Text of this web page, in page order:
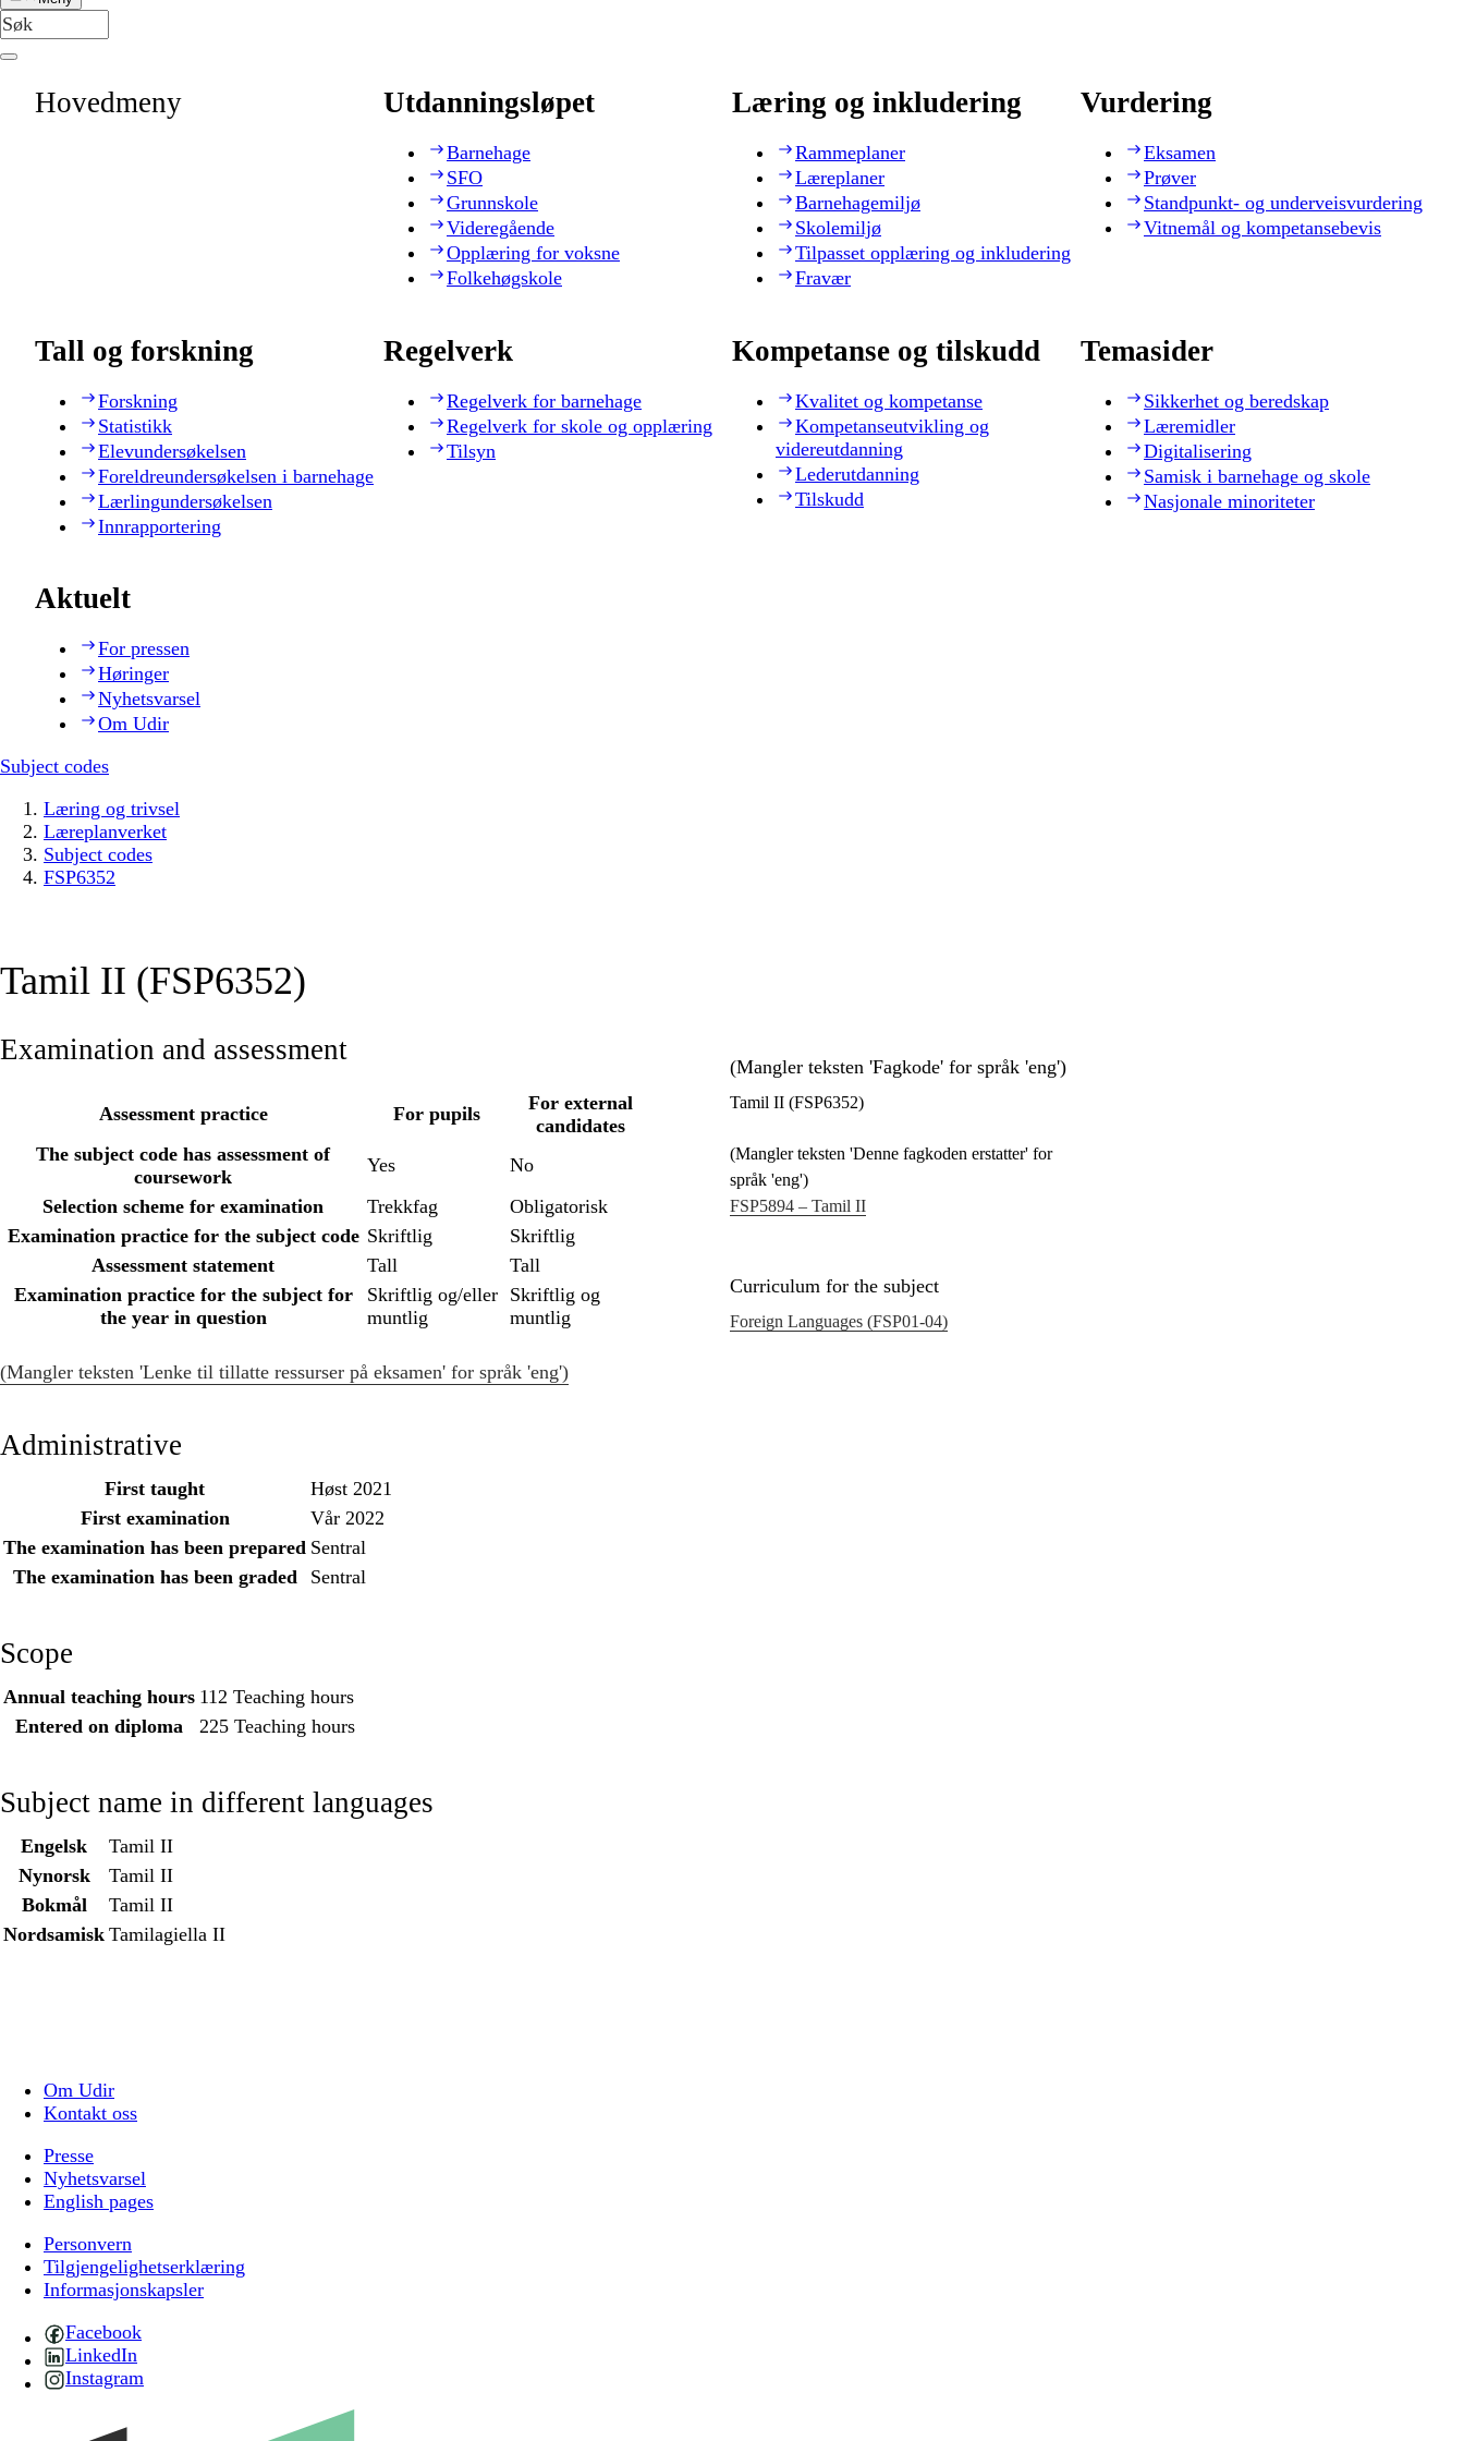
Hovedmeny Utdanningsløpet
Barnehage
SFO
Grunnskole
Videregående
Opplæring for voksne
Folkehøgskole
Læring og inkludering
Rammeplaner
Læreplaner
Barnehagemiljø
Skolemiljø
Tilpasset opplæring og inkludering
Fravær
Vurdering
Eksamen
Prøver
Standpunkt- og underveisvurdering
Vitnemål og kompetansebevis
Tall og forskning
Forskning
Statistikk
Elevundersøkelsen
Foreldreundersøkelsen i barnehage
Lærlingundersøkelsen
Innrapportering
Regelverk
Regelverk for barnehage
Regelverk for skole og opplæring
Tilsyn
Kompetanse og tilskudd
Kvalitet og kompetanse
Kompetanseutvikling og
videreutdanning
Lederutdanning
Tilskudd
Temasider
Sikkerhet og beredskap
Læremidler
Digitalisering
Samisk i barnehage og skole
Nasjonale minoriteter
Aktuelt
For pressen
Høringer
Nyhetsvarsel
Om Udir
Subject codes
Læring og trivsel
Læreplanverket
Subject codes
FSP6352
Tamil II (FSP6352)
Examination and assessment
Assessment practice For pupils
For external
candidates
The subject code has assessment of
coursework
Yes
No
Selection scheme for examination
Trekkfag
Obligatorisk
Examination practice for the subject code Skriftlig
Skriftlig
Assessment statement
Tall
Tall
Examination practice for the subject for
the year in question
Skriftlig og/eller
muntlig
Skriftlig og
muntlig
(Mangler teksten 'Lenke til tillatte ressurser på eksamen' for språk 'eng')
Administrative
First taught
Høst 2021
First examination
Vår 2022
The examination has been prepared Sentral
The examination has been graded
Sentral
Scope
Annual teaching hours 112 Teaching hours
Entered on diploma
225 Teaching hours
Subject name in different languages
Engelsk
Tamil II
Nynorsk
Tamil II
Bokmål
Tamil II
Nordsamisk Tamilagiella II
(Mangler teksten 'Fagkode' for språk 'eng')
Tamil II (FSP6352)
(Mangler teksten 'Denne fagkoden erstatter' for
språk 'eng')
FSP5894 – Tamil II
Curriculum for the subject
Foreign Languages (FSP01‑04)
Om Udir
Kontakt oss
Presse
Nyhetsvarsel
English pages
Personvern
Tilgjengelighetserklæring
Informasjonskapsler
Facebook
LinkedIn
Instagram